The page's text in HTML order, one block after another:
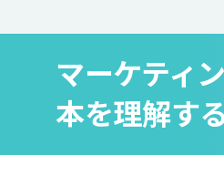
マーケティ
本を理解す